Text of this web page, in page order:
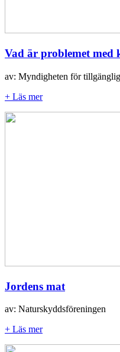
Vad är problemet med
av: Myndigheten för
+ Läs mer
Jordens mat
av: Naturskyddsföreningen
+ Läs mer